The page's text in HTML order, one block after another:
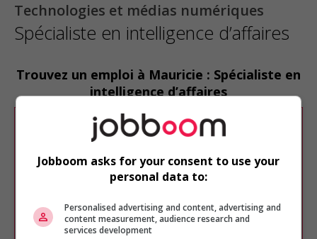
Technologies et médias numériques
Spécialiste en intelligence d’affaires
Trouvez un emploi à Mauricie : Spécialiste en
intelligence d’affaires
Désolé, cette recherche n'a produit aucun
résultat.
Veuillez faire une nouvelle recherche.
Vous pouvez en tout temps utiliser nos
chercher un poste selon votre profil
d'intérêt en emploi en vousinscrivant
comme membre Jobboom.
Jobboom asks for your consent to use your
personal data to:
Personalised advertising and content, advertising and
content measurement, audience research and
services development